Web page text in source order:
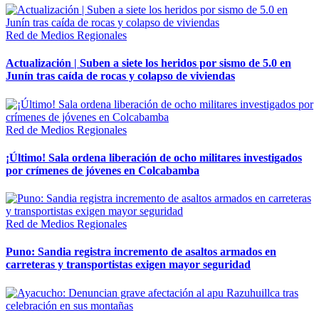
Red de Medios Regionales
Actualización | Suben a siete los heridos por sismo de 5.0 en
Junín tras caída de rocas y colapso de viviendas
Red de Medios Regionales
¡Último! Sala ordena liberación de ocho militares investigados
por crímenes de jóvenes en Colcabamba
Red de Medios Regionales
Puno: Sandia registra incremento de asaltos armados en
carreteras y transportistas exigen mayor seguridad